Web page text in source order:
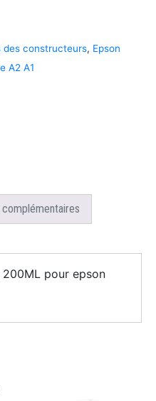
des constructeurs, Epson
A2 A1
complémentaires
pour epson